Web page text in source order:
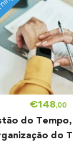
€148,00
do Tempo,
do